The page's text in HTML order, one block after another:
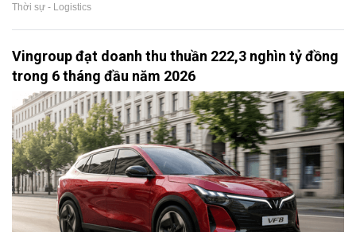
Thời sự - Logistics
Vingroup đạt doanh thu thuần 222,3 nghìn tỷ đồng
trong 6 tháng đầu năm 2026